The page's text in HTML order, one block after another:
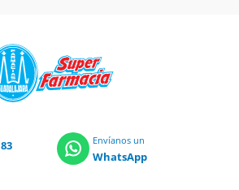
83
Envíanos un
WhatsApp